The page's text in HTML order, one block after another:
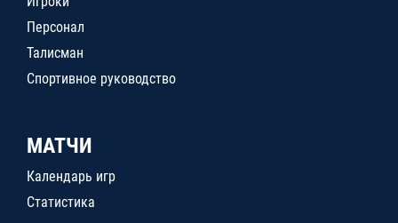
Персонал
Талисман
Спортивное руководство
МАТЧИ
Календарь игр
Статистика